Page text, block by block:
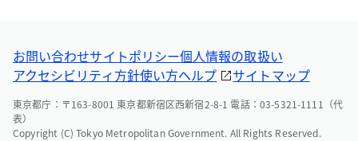
お問い合わせサイトポリシー個人情報の取扱い
アクセシビリティ方針使い方ヘルプ サイトマップ
東京都庁：〒163-8001 東京都新宿区西新宿2-8-1 電話：03-5321-1111（代
表）
Copyright (C) Tokyo Metropolitan Government. All Rights Reserved.